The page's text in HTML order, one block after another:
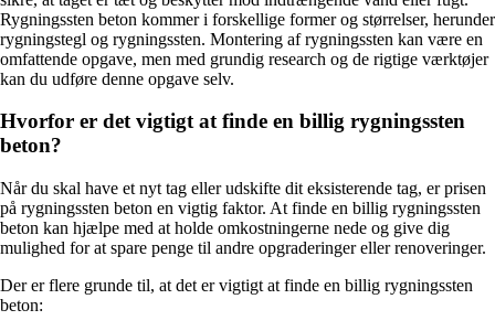
Rygningssten beton kommer i forskellige former og størrelser, herunder
rygningstegl og rygningssten. Montering af rygningssten kan være en
omfattende opgave, men med grundig research og de rigtige værktøjer
kan du udføre denne opgave selv.
Hvorfor er det vigtigt at finde en billig rygningssten
beton?
Når du skal have et nyt tag eller udskifte dit eksisterende tag, er prisen
på rygningssten beton en vigtig faktor. At finde en billig rygningssten
beton kan hjælpe med at holde omkostningerne nede og give dig
mulighed for at spare penge til andre opgraderinger eller renoveringer.
Der er flere grunde til, at det er vigtigt at finde en billig rygningssten
beton: